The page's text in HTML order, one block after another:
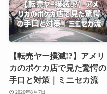
【転売ヤー撲滅!?】アメリ
カのポケカ店で見た驚愕の
手口と対策｜ミニセカ流
2026年8月7日